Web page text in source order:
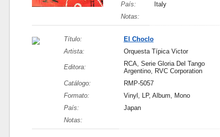
País:
Italy
Notas:
Título:
El Choclo
Artista:
Orquesta Típica Victor
Editora:
RCA, Serie Gloria Del Tango
Argentino, RVC Corporation
Catálogo:
RMP-5057
Formato:
Vinyl, LP, Album, Mono
País:
Japan
Notas: